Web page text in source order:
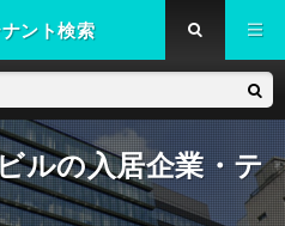
ント検索
ルの入居企業・テ